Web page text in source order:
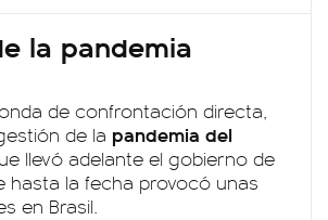
la pandemia
de confrontación directa,
de la pandemia del
llevó adelante el gobierno de
hasta la fecha provocó unas
en Brasil.